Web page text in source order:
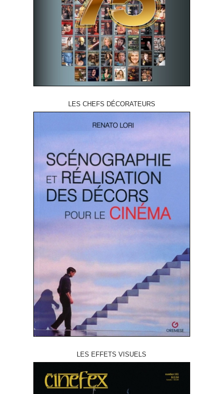
LES CHEFS DÉCORATEURS
LES EFFETS VISUELS